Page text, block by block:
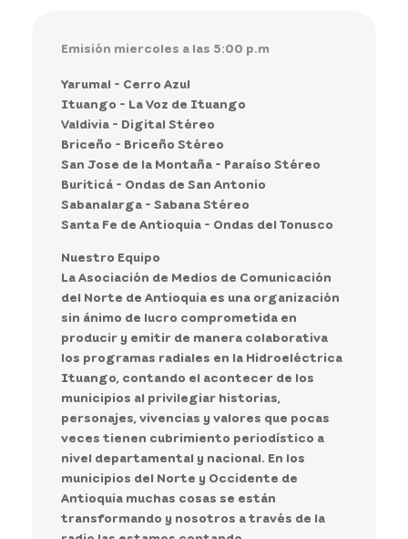
Emisión miercoles a las 5:00 p.m
Yarumal - Cerro Azul
Ituango - La Voz de Ituango
Valdivia - Digital Stéreo
Briceño - Briceño Stéreo
San Jose de la Montaña - Paraíso Stéreo
Buriticá - Ondas de San Antonio
Sabanalarga - Sabana Stéreo
Santa Fe de Antioquia - Ondas del Tonusco
Nuestro Equipo
La Asociación de Medios de Comunicación
del Norte de Antioquia es una organización
sin ánimo de lucro comprometida en
producir y emitir de manera colaborativa
los programas radiales en la Hidroeléctrica
Ituango, contando el acontecer de los
municipios al privilegiar historias,
personajes, vivencias y valores que pocas
veces tienen cubrimiento periodístico a
nivel departamental y nacional. En los
municipios del Norte y Occidente de
Antioquia muchas cosas se están
transformando y nosotros a través de la